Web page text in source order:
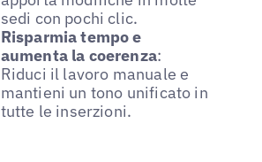
sedi con pochi clic.
Risparmia tempo e
aumenta la coerenza:
Riduci il lavoro manuale e
mantieni un tono unificato in
tutte le inserzioni.